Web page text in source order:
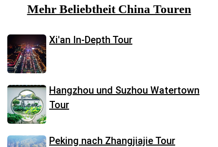
Mehr Beliebtheit China Touren
Xi'an In-Depth Tour
Hangzhou und Suzhou Watertown
Tour
Peking nach Zhangjiajie Tour